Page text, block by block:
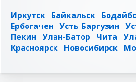
Иркутск Байкальск
Ербогачен Усть-Баргузин
Пекин Улан-Батор Чита
Красноярск Новосибирск